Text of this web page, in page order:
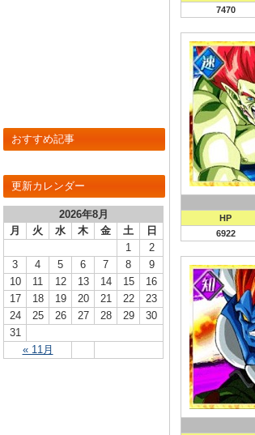
おすすめ記事
更新カレンダー
2026年8月
月
火 水 木 金 土 日
« 11月
1
2
3
4 5 6 7 8
9
10
11 12 13 14 15
16
17
18 19 20 21 22
23
24
25 26 27 28 29
30
31
7470
HP
6922